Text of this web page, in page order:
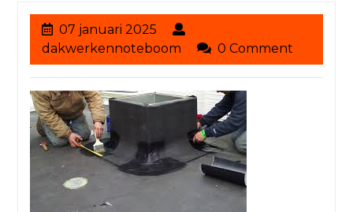
07 januari 2025
januari
2025
dakwerkennoteboom dakwerkennoteboom
0 Comment